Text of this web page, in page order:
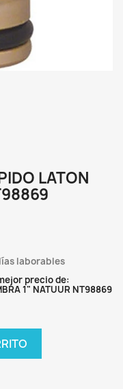
LATON
laborables
precio de:
1" NATUUR NT98869